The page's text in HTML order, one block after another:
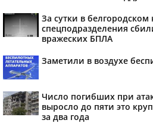
За сутки в
спецподразделения
вражеских БПЛА
Заметили в воздухе
Число погибших при
выросло до пяти это
за два года